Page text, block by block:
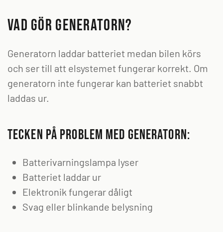
Vad gör generatorn?
Generatorn laddar batteriet medan bilen körs
och ser till att elsystemet fungerar korrekt. Om
generatorn inte fungerar kan batteriet snabbt
laddas ur.
Tecken på problem med generatorn:
Batterivarningslampa lyser
Batteriet laddar ur
Elektronik fungerar dåligt
Svag eller blinkande belysning